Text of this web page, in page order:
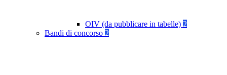
OIV (da pubblicare in tabelle) 2
Bandi di concorso 2